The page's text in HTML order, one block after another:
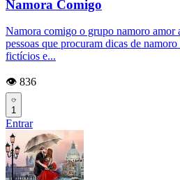
Namora Comigo
Namora comigo o grupo namoro amor
pessoas que procuram dicas de
fictícios e...
👁️ 836
1
Entrar